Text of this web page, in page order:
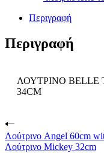
Περιγραφή
Περιγραφή
ΛΟΥΤΡΙΝΟ BELLE
34CM
Λούτρινο Angel 60cm
Λούτρινο Mickey 32cm